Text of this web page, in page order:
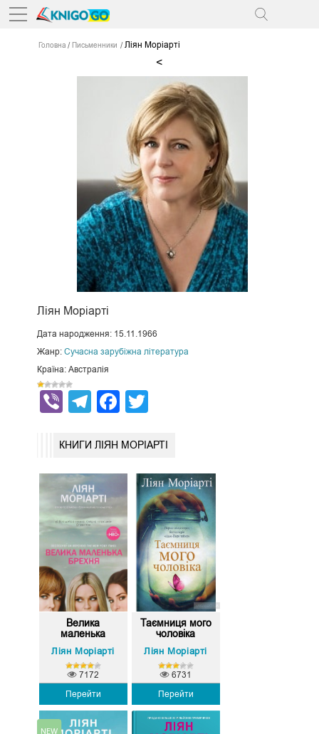
Головна Письменники Ліян Моріарті
<
Ліян Моріарті
Дата народження: 15.11.1966
Жанр: Сучасна зарубіжна література
Країна: Австралія
ViberTelegram
Facebook
КНИГИ ЛІЯН МОРІАРТІ
Велика
маленька
Ліян Моріарті
Перейти
7172
Таємниця мого
чоловіка
Ліян Моріарті
Перейти
6731